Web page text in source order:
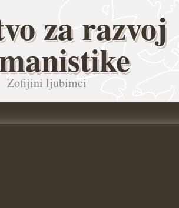
za razvoj
Zofijini ljubimci